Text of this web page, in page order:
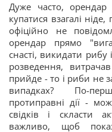
Дуже часто,
купатися взагалі
офіційно не
орендар прямо
снасті, викидати
розведення,
прийде - то і риби не
випадках? По-
протиправні дії -
свідків і скласти
важливо, щоб